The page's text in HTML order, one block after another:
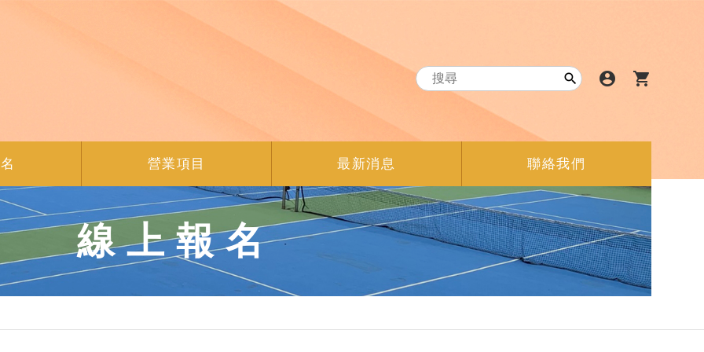
 account_circle shopping_cart
營業項目 最新消息 聯絡我們
線上報名